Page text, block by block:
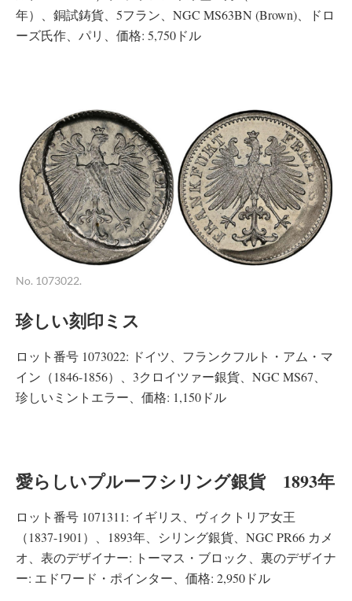
年）、銅試鋳貨、5フラン、NGC MS63BN (Brown)、ドロ
ーズ氏作、パリ、価格: 5,750ドル
No. 1073022.
珍しい刻印ミス
ロット番号 1073022: ドイツ、フランクフルト・アム・マ
イン（1846-1856）、3クロイツァー銀貨、NGC MS67、
珍しいミントエラー、価格: 1,150ドル
愛らしいプルーフシリング銀貨 1893年
ロット番号 1071311: イギリス、ヴィクトリア女王
（1837-1901）、1893年、シリング銀貨、NGC PR66 カメ
オ、表のデザイナー: トーマス・ブロック、裏のデザイナ
ー: エドワード・ポインター、価格: 2,950ドル